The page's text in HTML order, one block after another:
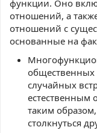
функции. Оно
отношений, а
отношений с
основанные на
общественных
случайных
естественным
таким
столкнуться